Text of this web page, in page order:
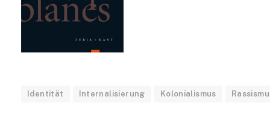
Identität Internalisierung Kolonialismus